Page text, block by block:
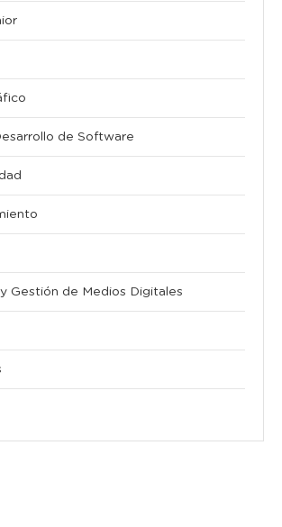
de Software
Gestión de Medios Digitales